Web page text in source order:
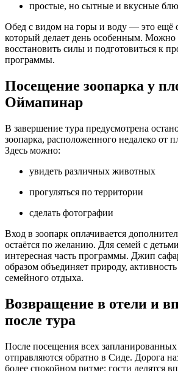
простые, но сытные и вкусные
Обед с видом на горы и воду — это ещё
который делает день особенным. Можно
восстановить силы и подготовиться к
программы.
Посещение зоопарка у
Оймапинар
В завершение тура предусмотрена
зоопарка, расположенного недалеко от
Здесь можно:
увидеть различных животных
прогуляться по территории
сделать фотографии
Вход в зоопарк оплачивается
остаётся по желанию. Для семей с
интересная часть программы. Джип
образом объединяет природу,
семейного отдыха.
Возвращение в отели и
после тура
После посещения всех
отправляются обратно в Сиде. Дорога
более спокойном ритме: гости делятся